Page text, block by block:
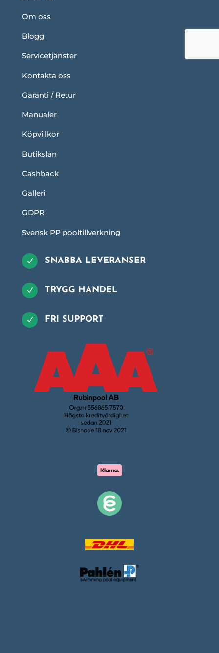
Om oss
Blogg
Servicetjänster
Kontakta oss
Garanti / Retur
Manualer
Köpvillkor
Butikslån
Cashback
Galleri
GDPR
Svensk PP pooltillverkning
N SNABBA LEVERANSER
N TRYGG HANDEL
N FRI SUPPORT